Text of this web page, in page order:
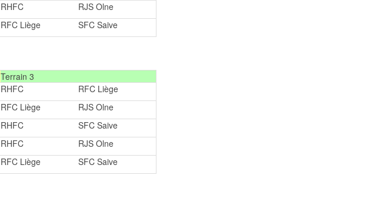
RHFC
RJS Olne
RFC Liège SFC Saive
Terrain 3
RHFC
RFC Liège
RFC Liège
RJS Olne
RHFC
SFC Saive
RHFC
RJS Olne
RFC Liège SFC Saive